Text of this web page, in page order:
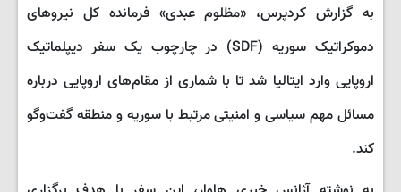
به گزارش کردپرس، «مظلوم عبدی» فرمانده کل نیروهای
دموکراتیک سوریه (SDF) در چارچوب یک سفر دیپلماتیک
اروپایی وارد ایتالیا شد تا با شماری از مقام‌های اروپایی درباره
مسائل مهم سیاسی و امنیتی مرتبط با سوریه و منطقه گفت‌وگو
کند.